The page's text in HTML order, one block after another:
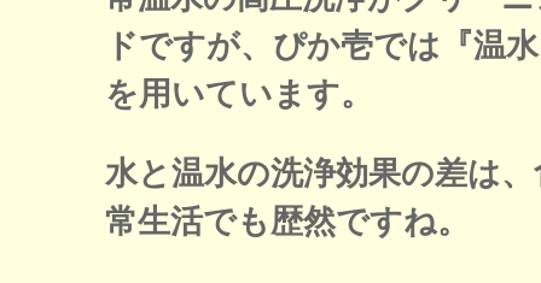
ドですが、ぴか壱では『温
を用いています。
水と温水の洗浄効果の差は
常生活でも歴然ですね。